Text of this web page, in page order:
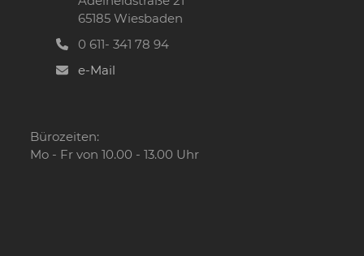
65185 Wiesbaden
0 611- 341 78 94
e-Mail
Bürozeiten:
Mo - Fr von 10.00 - 13.00 Uhr